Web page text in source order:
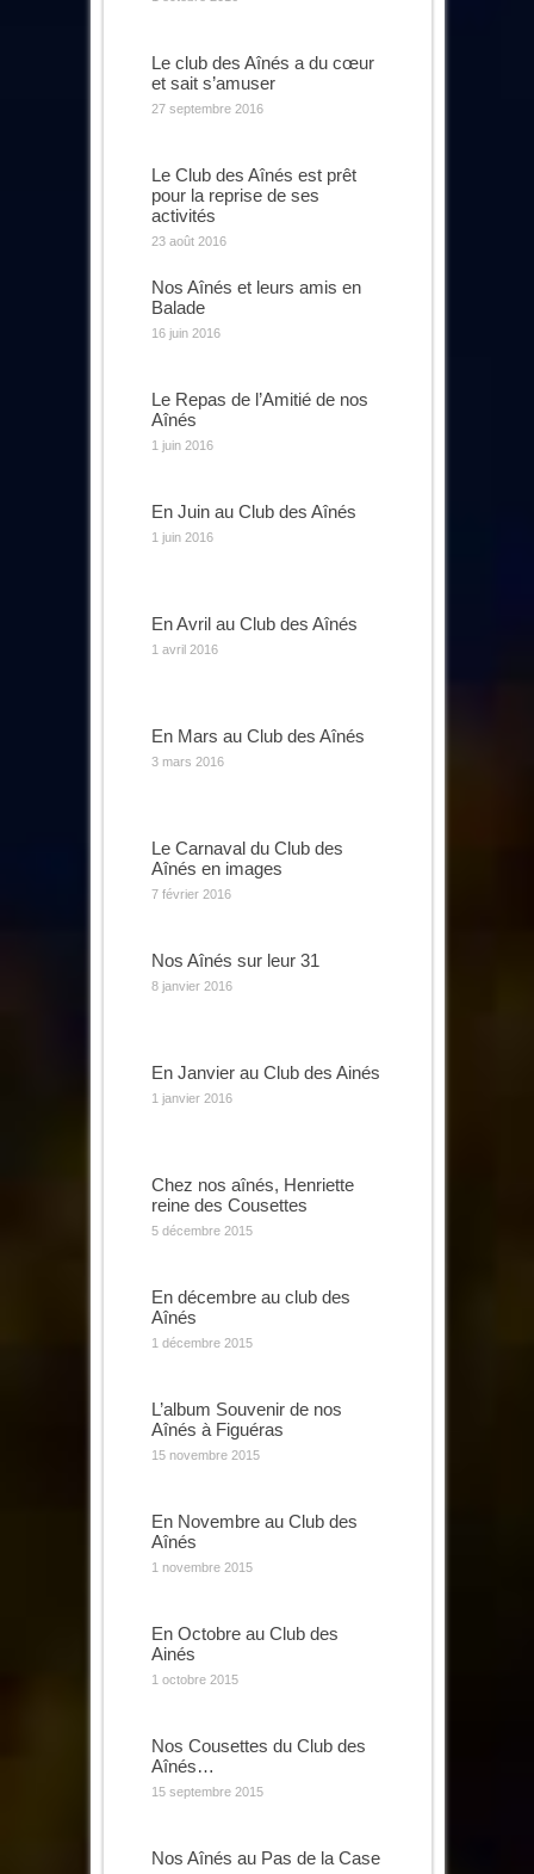
Le club des Aînés a du cœur
et sait s’amuser
27 septembre 2016
Le Club des Aînés est prêt
pour la reprise de ses
activités
23 août 2016
Nos Aînés et leurs amis en
Balade
16 juin 2016
Le Repas de l’Amitié de nos
Aînés
1 juin 2016
En Juin au Club des Aînés
1 juin 2016
En Avril au Club des Aînés
1 avril 2016
En Mars au Club des Aînés
3 mars 2016
Le Carnaval du Club des
Aînés en images
7 février 2016
Nos Aînés sur leur 31
8 janvier 2016
En Janvier au Club des Ainés
1 janvier 2016
Chez nos aînés, Henriette
reine des Cousettes
5 décembre 2015
En décembre au club des
Aînés
1 décembre 2015
L’album Souvenir de nos
Aînés à Figuéras
15 novembre 2015
En Novembre au Club des
Aînés
1 novembre 2015
En Octobre au Club des
Ainés
1 octobre 2015
Nos Cousettes du Club des
Aînés…
15 septembre 2015
Nos Aînés au Pas de la Case